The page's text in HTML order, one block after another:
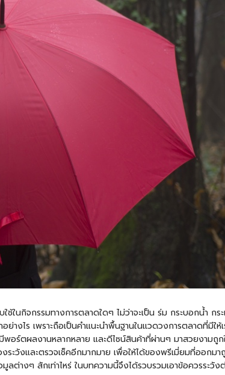
ในกิจกรรมทางการตลาดใดๆ ไม่ว่าจะเป็น ร่ม กระบอกน้ำ กร
างไร เพราะถือเป็นคำแนะนำพื้นฐานในแวดวงการตลาดที่มี
ร์ตผลงานหลากหลาย และดีไซน์สินค้าที่ผ่านๆ มาสวยงามถู
วังและตรวจเช็คอีกมากมาย เพื่อให้ได้ของพรีเมี่ยมที่ออกมา
ต่างๆ สักเท่าไหร่ ในบทความนี้จึงได้รวบรวมเอาข้อควรระ